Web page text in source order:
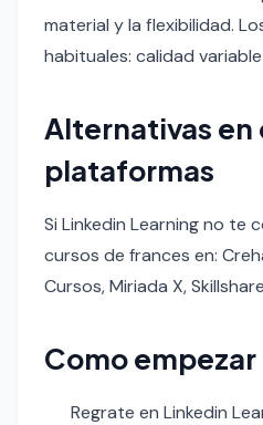
material y la flexibilidad.
habituales: calidad
Alternativas en
plataformas
Si Linkedin Learning no te
cursos de frances en:
Cursos, Miriada X,
Como empezar
Regrate en Linkedin